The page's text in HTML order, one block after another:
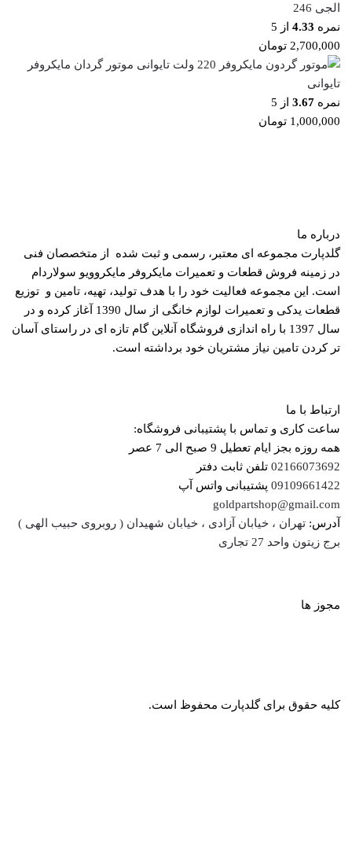
الجی 246
نمره 4.33 از 5
2,700,000 تومان
موتور گردان مایکروفر
تایوانی
نمره 3.67 از 5
1,000,000 تومان
درباره ما
گلدپارت مجموعه ای معتبر، رسمی و ثبت شده از متخصصان فنی
در زمینه فروش قطعات و تعمیرات مایکروفر مایکروویو سولاردام
است. این مجموعه فعالیت خود را با هدف تولید، تهیه، تامین و توزیع
قطعات یدکی و تعمیرات لوازم خانگی از سال 1390 آغاز کرده و در
سال 1397 با راه اندازی فروشگاه آنلاین گام تازه ای در راستای آسان
تر کردن تامین نیاز مشتریان خود برداشته است.
ارتباط با ما
ساعت کاری و تماس با پشتیبانی فروشگاه:
همه روزه بجز ایام تعطیل 9 صبح الی 7 عصر
02166073692 تلفن ثابت دفتر
09109661422 پشتیبانی واتس آپ
goldpartshop@gmail.com
آدرس: تهران ، خیابان آزادی ، خیابان شهیدان ( روبروی حبیب الهی )
برج زیتون واحد 27 تجاری
مجوز ها
کلیه حقوق برای گلدپارت محفوظ است.